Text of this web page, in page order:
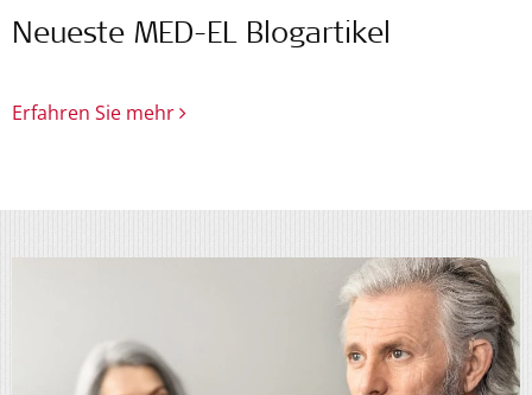
Neueste MED-EL Blogartikel
Erfahren Sie mehr